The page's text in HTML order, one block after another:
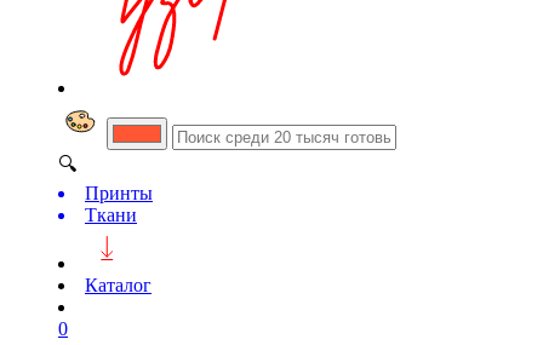
🔍
Принты
Ткани
Каталог
0